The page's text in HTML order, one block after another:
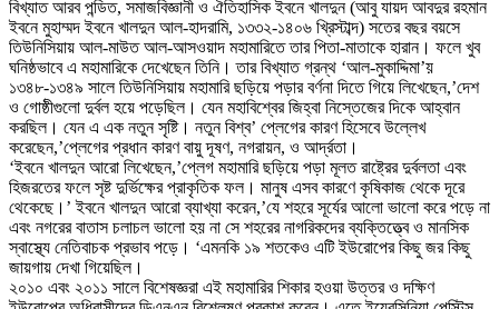
বিখ্যাত আরব পন্ডিত, সমাজবিজ্ঞানী ও ঐতিহাসিক ইবনে খালদুন (আবু যায়দ আবদুর রহমান
ইবনে মুহাম্মদ ইবনে খালদুন আল-হাদরামি, ১৩৩২-১৪০৬ খ্রিস্টাব্দ) সতের বছর বয়সে
তিউনিসিয়ায় আল-মাউত আল-আসওয়াদ মহামারিতে তার পিতা-মাতাকে হারান। ফলে খুব
ঘনিষ্ঠভাবে এ মহামারিকে দেখেছেন তিনি। তার বিখ্যাত গ্রন্থ ‘আল-মুকাদ্দিমা’য়
১৩৪৮-১৩৪৯ সালে তিউনিসিয়ায় মহামারি ছড়িয়ে পড়ার বর্ণনা দিতে গিয়ে লিখেছেন,’দেশ
ও গোষ্ঠীগুলো দুর্বল হয়ে পড়েছিল। যেন মহাবিশ্বের জিহ্বা নিস্তেজের দিকে আহ্বান
করছিল। যেন এ এক নতুন সৃষ্টি। নতুন বিশ্ব’ প্লেগের কারণ হিসেবে উল্লেখ
করেছেন,’প্লেগের প্রধান কারণ বায়ু দূষণ, নগরায়ন, ও আর্দ্রতা।
‘ইবনে খালদুন আরো লিখেছেন,’প্লেগ মহামারি ছড়িয়ে পড়া মূলত রাষ্ট্রের দুর্বলতা এবং
হিজরতের ফলে সৃষ্ট দুর্ভিক্ষের প্রাকৃতিক ফল। মানুষ এসব কারণে কৃষিকাজ থেকে দূরে
থেকেছে।’ ইবনে খালদুন আরো ব্যাখ্যা করেন,’যে শহরে সূর্যের আলো ভালো করে পড়ে না
এবং নগরের বাতাস চলাচল ভালো হয় না সে শহরের নাগরিকদের ব্যক্তিত্ত্বে ও মানসিক
স্বাস্থ্যে নেতিবাচক প্রভাব পড়ে। ‘এমনকি ১৯ শতকেও এটি ইউরোপের কিছু জর কিছু
জায়গায় দেখা গিয়েছিল।
২০১০ এবং ২০১১ সালে বিশেষজ্ঞরা এই মহামারির শিকার হওয়া উত্তর ও দক্ষিণ